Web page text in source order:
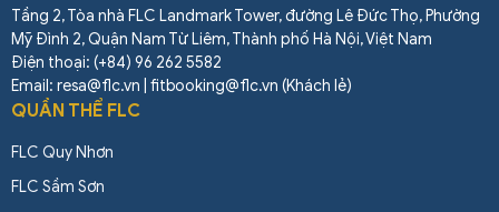
Tầng 2, Tòa nhà FLC Landmark Tower, đường Lê Đức Thọ, Phường
Mỹ Đình 2, Quận Nam Từ Liêm, Thành phố Hà Nội, Việt Nam
Điện thoại: (+84) 96 262 5582
Email: resa@flc.vn | fitbooking@flc.vn (Khách lẻ)
QUẦN THỂ FLC
FLC Quy Nhơn
FLC Sầm Sơn